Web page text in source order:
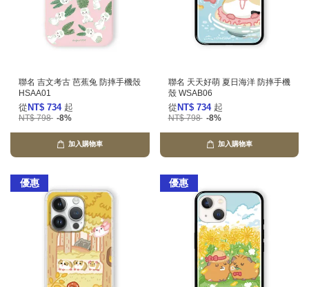
聯名 吉文考古 芭蕉兔 防摔手機殼
HSAA01
從 NT$ 734 起
NT$ 798 -8%
加入購物車
聯名 天天好萌 夏日海洋 防摔手機
殼 WSAB06
從 NT$ 734 起
NT$ 798 -8%
加入購物車
優惠 優惠